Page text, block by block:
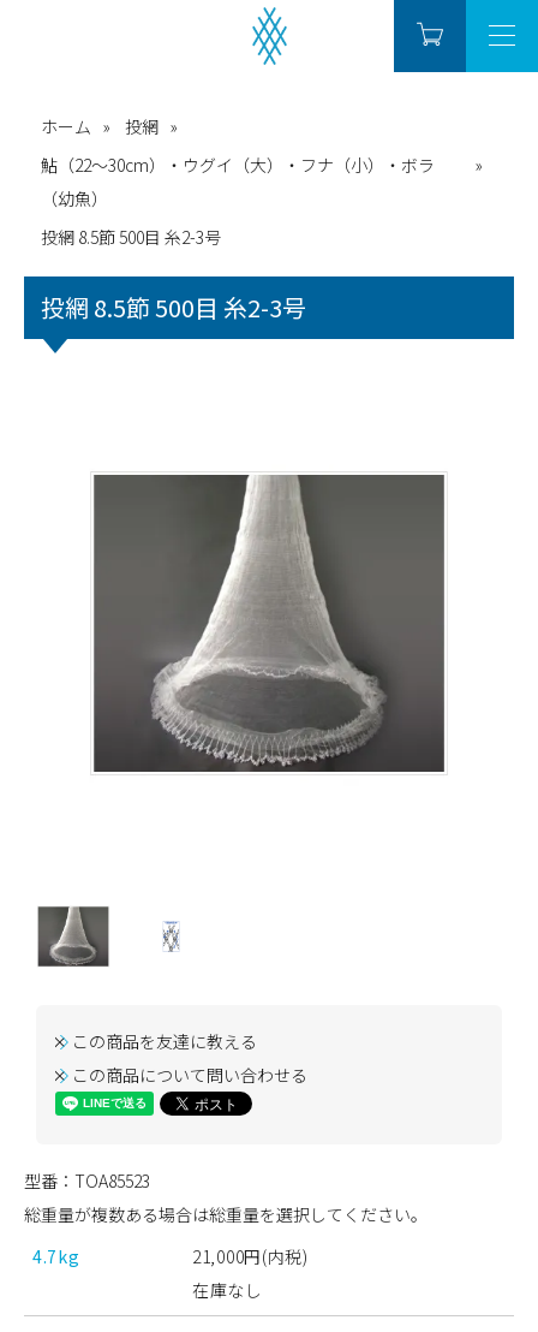
ホーム
投網
鮎（22～30cm）・ウグイ（大）・フナ（小）・ボラ
（幼魚）
投網 8.5節 500目 糸2-3号
投網 8.5節 500目 糸2-3号
この商品を友達に教える
この商品について問い合わせる
型番：TOA85523
総重量が複数ある場合は総重量を選択してください。
4.7kg
21,000円(内税)
在庫なし